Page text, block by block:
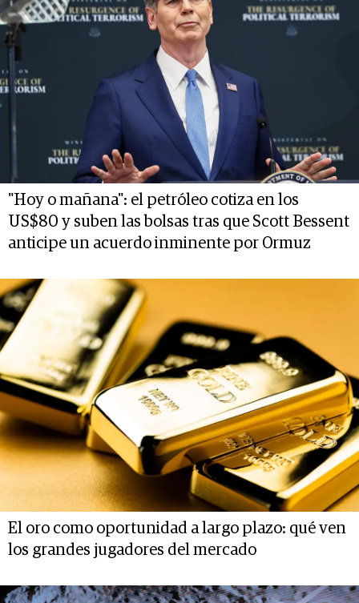
"Hoy o mañana": el petróleo cotiza en los
US$80 y suben las bolsas tras que Scott Bessent
anticipe un acuerdo inminente por Ormuz
El oro como oportunidad a largo plazo: qué ven
los grandes jugadores del mercado